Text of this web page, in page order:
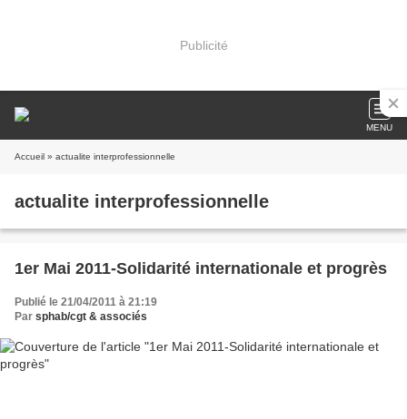
Publicité
MENU
Accueil » actualite interprofessionnelle
actualite interprofessionnelle
1er Mai 2011-Solidarité internationale et progrès
Publié le 21/04/2011 à 21:19
Par sphab/cgt & associés